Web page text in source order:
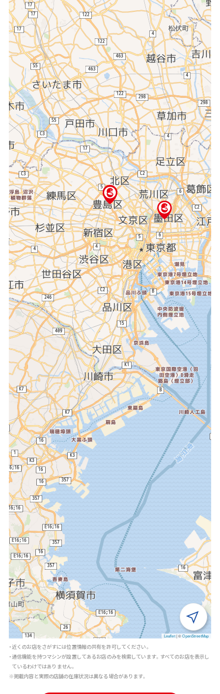
Leaflet |©OpenStreetMap
・近くのお店をさがすには位置情報の共有を許可してください。
・通信機能を持つマシンが設置してあるお店のみを検索しています。すべてのお店を表示し
ているわけではありません。
※掲載内容と実際の店舗の在庫状況は異なる場合があります。